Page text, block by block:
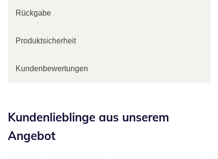
Rückgabe
Produktsicherheit
Kundenbewertungen
Kundenlieblinge aus unserem
Angebot